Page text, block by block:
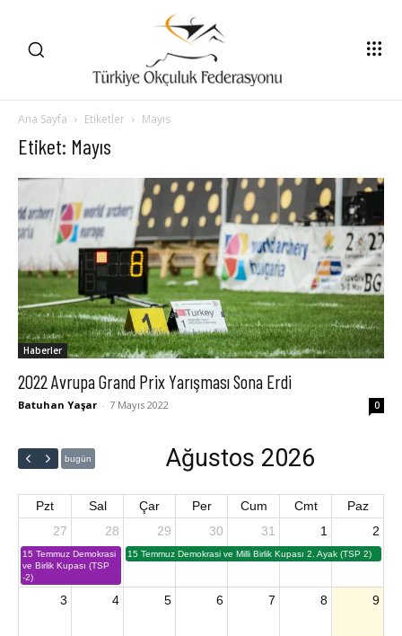
Ana Sayfa Etiketler Mayıs
Etiket: Mayıs
Haberler
2022 Avrupa Grand Prix Yarışması Sona Erdi
Batuhan Yaşar - 7 Mayıs 2022 0
bugün Ağustos 2026
Pzt Sal Çar Per Cum Cmt
Paz
27
15 Temmuz Demokrasi
ve Birlik Kupası (TSP
-2)
28 29
15 Temmuz Demokrasi ve Milli Birlik Kupası 2. Ayak (TSP 2)
30 31 1 2
3 4 5 6 7 8 9